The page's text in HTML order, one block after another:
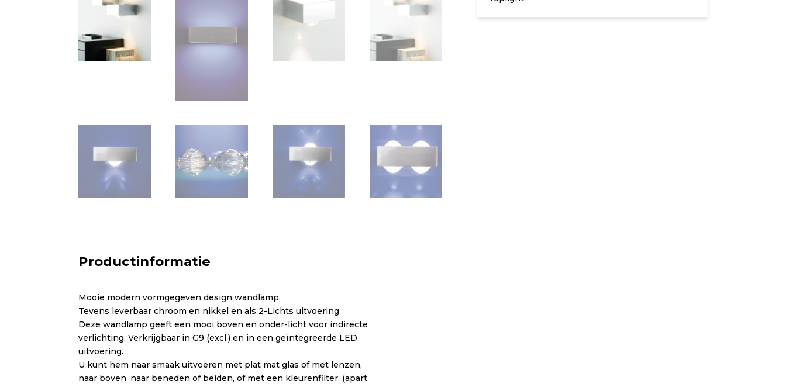
Productinformatie
Mooie modern vormgegeven design wandlamp.
Tevens leverbaar chroom en nikkel en als 2-Lichts uitvoering.
Deze wandlamp geeft een mooi boven en onder-licht voor indirecte
verlichting. Verkrijgbaar in G9 (excl.) en in een geïntegreerde LED
uitvoering.
U kunt hem naar smaak uitvoeren met plat mat glas of met lenzen,
naar boven, naar beneden of beiden, of met een kleurenfilter. (apart